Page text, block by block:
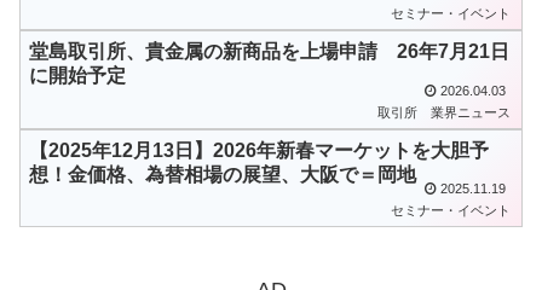
セミナー・イベント
堂島取引所、貴金属の新商品を上場申請 26年7月21日
に開始予定
2026.04.03
取引所
業界ニュース
【2025年12月13日】2026年新春マーケットを大胆予
想！金価格、為替相場の展望、大阪で＝岡地
2025.11.19
セミナー・イベント